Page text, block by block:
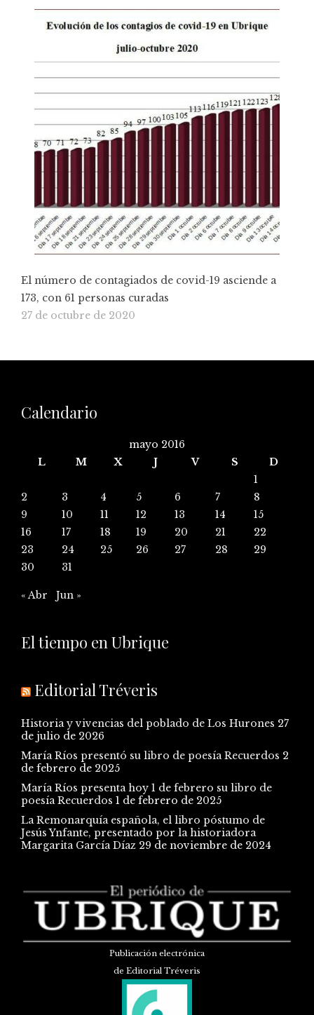
El número de contagiados de covid-19 asciende a
173, con 61 personas curadas
27 de octubre de 2020
Calendario
mayo 2016
L
M X J V S
D
1
2
3 4 5 6 7
8
9
10 11 12 13 14
15
16
17 18 19 20 21
22
23
24 25 26 27 28
29
30
31
« Abr Jun »
El tiempo en Ubrique
Editorial Tréveris
Historia y vivencias del poblado de Los Hurones 27
de julio de 2026
María Ríos presentó su libro de poesía Recuerdos 2
de febrero de 2025
María Ríos presenta hoy 1 de febrero su libro de
poesía Recuerdos 1 de febrero de 2025
La Remonarquía española, el libro póstumo de
Jesús Ynfante, presentado por la historiadora
Margarita García Díaz 29 de noviembre de 2024
Publicación electrónica
de Editorial Tréveris